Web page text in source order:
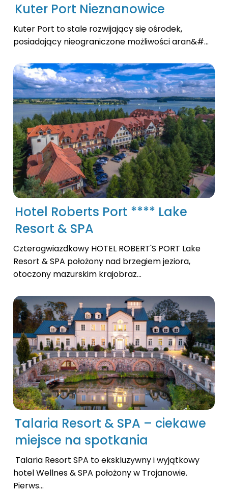
Kuter Port Nieznanowice
Kuter Port to stale rozwijający się ośrodek,
posiadający nieograniczone możliwości aran&#...
Hotel Roberts Port **** Lake
Resort & SPA
Czterogwiazdkowy HOTEL ROBERT'S PORT Lake
Resort & SPA położony nad brzegiem jeziora,
otoczony mazurskim krajobraz...
Talaria Resort & SPA – ciekawe
miejsce na spotkania
Talaria Resort SPA to ekskluzywny i wyjątkowy
hotel Wellnes & SPA położony w Trojanowie.
Pierws...